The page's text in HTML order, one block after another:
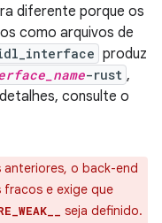
diferente porque os
como arquivos de
produz
-rust ,
consulte o
anteriores, o back-end
fracos e exige que
seja definido.